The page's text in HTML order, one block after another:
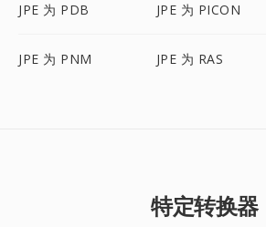
JPE 为 PDB JPE 为 PICON
JPE 为 PNM JPE 为 RAS
特定转换器